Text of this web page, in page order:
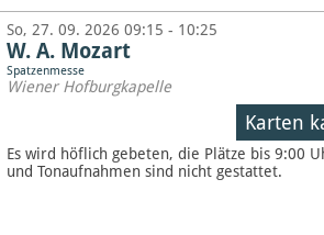
So, 27. 09. 2026 09:15 - 10:25
W. A. Mozart
Spatzenmesse
Wiener Hofburgkapelle
Karten
Es wird höflich gebeten, die Plätze bis 9:00
und Tonaufnahmen sind nicht gestattet.